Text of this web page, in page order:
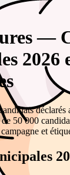
—
2026
50 000
et